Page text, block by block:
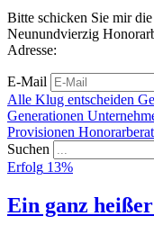
Bitte schicken Sie mir
Neunundvierzig
Adresse:
E-Mail
Alle Klug entscheiden
Generationen
Provisionen
Suchen
Erfolg 13%
Ein ganz